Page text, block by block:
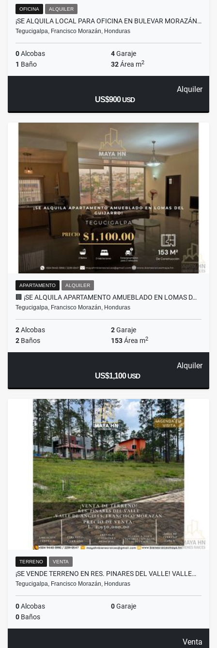
OFICINA ALQUILER
¡SE ALQUILA LOCAL PARA OFICINA EN BULEVAR MORAZÁN…
Tegucigalpa, Francisco Morazán, Honduras
0Alcobas 4Garaje
1 Baño 32Área m2
Alquiler
US$900USD
APARTAMENTO ALQUILER
🏢 ¡SE ALQUILA APARTAMENTO AMUEBLADO EN LOMAS D…
Tegucigalpa, Francisco Morazán, Honduras
2Alcobas 2Garaje
2 Baños 153Área m2
Alquiler
US$1,100USD
TERRENO VENTA
¡SE VENDE TERRENO EN RES. PINARES DEL VALLE! VALLE…
Tegucigalpa, Francisco Morazán, Honduras
0Alcobas 0Garaje
0 Baños
Venta